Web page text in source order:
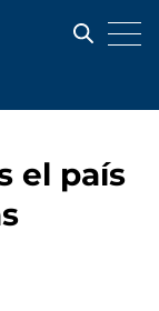
el país